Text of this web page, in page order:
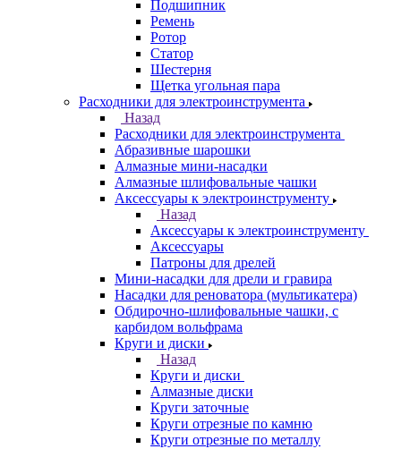
Подшипник
Ремень
Ротор
Статор
Шестерня
Щетка угольная пара
Расходники для электроинструмента
Назад
Расходники для электроинструмента
Абразивные шарошки
Алмазные мини-насадки
Алмазные шлифовальные чашки
Аксессуары к электроинструменту
Назад
Аксессуары к электроинструменту
Аксессуары
Патроны для дрелей
Мини-насадки для дрели и гравира
Насадки для реноватора (мультикатера)
Обдирочно-шлифовальные чашки, с
карбидом вольфрама
Круги и диски
Назад
Круги и диски
Алмазные диски
Круги заточные
Круги отрезные по камню
Круги отрезные по металлу